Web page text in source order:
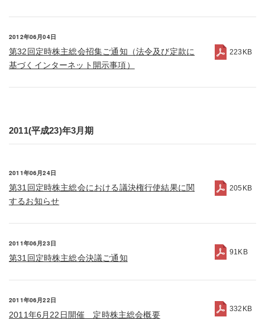
2012年06月04日
第32回定時株主総会招集ご通知（法令及び定款に
基づくインターネット開示事項）
223KB
2011(平成23)年3月期
2011年06月24日
第31回定時株主総会における議決権行使結果に関
するお知らせ
205KB
2011年06月23日
第31回定時株主総会決議ご通知
91KB
2011年06月22日
2011年6月22日開催 定時株主総会概要
332KB